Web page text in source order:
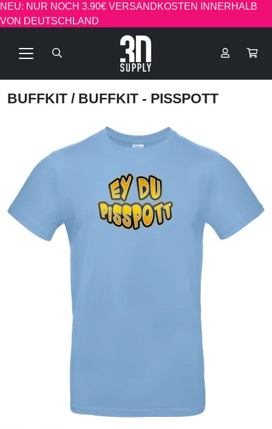
NEU: NUR NOCH 3.90€ VERSANDKOSTEN INNERHALB
VON DEUTSCHLAND
BUFFKIT / BUFFKIT - PISSPOTT